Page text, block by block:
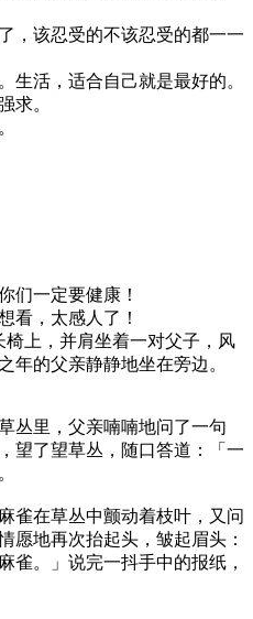
，该忍受的不该忍受的都一一
生活，适合自己就是最好的。
求。
们一定要健康！
看，太感人了！
上，并肩坐着一对父子，风
年的父亲静静地坐在旁边。
丛里，父亲喃喃地问了一句
望了望草丛，随口答道：「一
雀在草丛中颤动着枝叶，又问
愿地再次抬起头，皱起眉头：
雀。」说完一抖手中的报纸，